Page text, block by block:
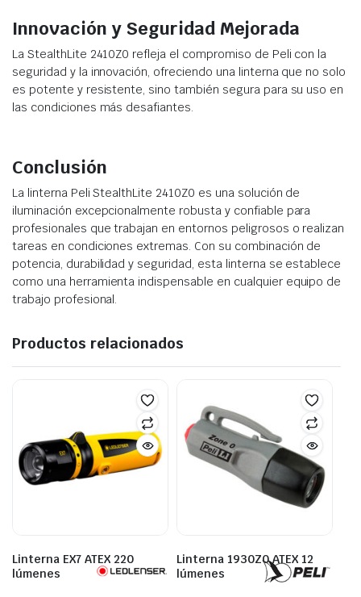
Innovación y Seguridad Mejorada
La StealthLite 2410Z0 refleja el compromiso de Peli con la
seguridad y la innovación, ofreciendo una linterna que no solo
es potente y resistente, sino también segura para su uso en
las condiciones más desafiantes.
Conclusión
La linterna Peli StealthLite 2410Z0 es una solución de
iluminación excepcionalmente robusta y confiable para
profesionales que trabajan en entornos peligrosos o realizan
tareas en condiciones extremas. Con su combinación de
potencia, durabilidad y seguridad, esta linterna se establece
como una herramienta indispensable en cualquier equipo de
trabajo profesional.
Productos relacionados
Linterna EX7 ATEX 220
lúmenes
Linterna 1930Z0 ATEX 12
lúmenes